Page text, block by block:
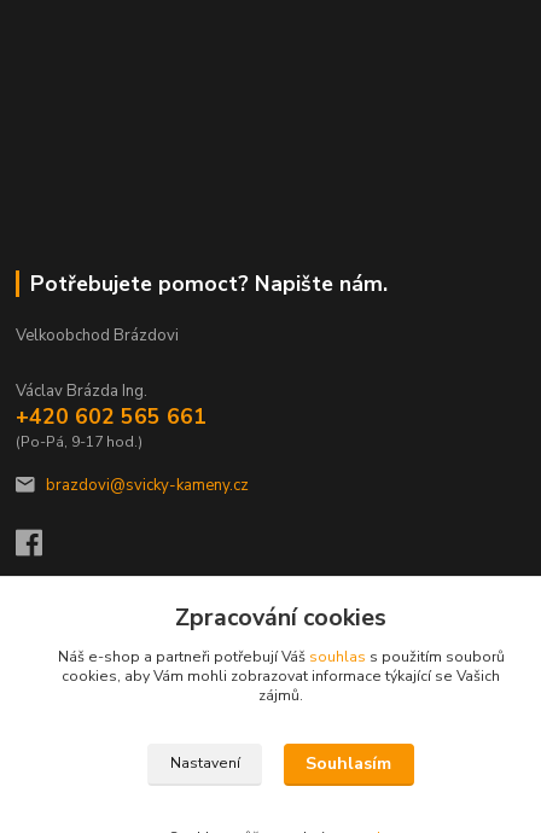
Potřebujete pomoct? Napište nám.
Velkoobchod Brázdovi
Václav Brázda Ing.
+420 602 565 661
(Po-Pá, 9-17 hod.)
brazdovi@svicky-kameny.cz
Vytvořeno na Eshop-rychle.cz
Zpracování cookies
Náš e-shop a partneři potřebují Váš souhlas s použitím souborů
cookies, aby Vám mohli zobrazovat informace týkající se Vašich
zájmů.
Nastavení Souhlasím